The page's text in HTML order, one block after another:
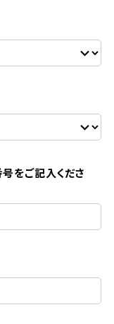
をご記入くださ